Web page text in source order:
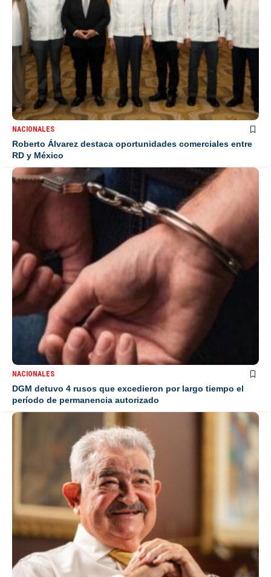
NACIONALES
Roberto Álvarez destaca oportunidades comerciales entre
RD y México
NACIONALES
DGM detuvo 4 rusos que excedieron por largo tiempo el
período de permanencia autorizado